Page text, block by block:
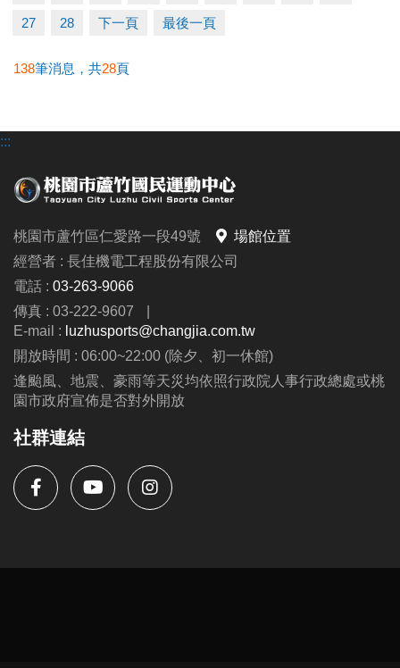
詳情洽詢：03-2639066 #112 客服部
心卡專屬
27 28 下一頁 最後一頁
138筆消息，共28頁
:::
桃園市蘆竹區仁愛路一段49號
場館位置
經營者 : 長佳機電工程股份有限公司
電話 : 03-263-9066
傳真 : 03-222-9607
|
E-mail : luzhusports@changjia.com.tw
開放時間 : 06:00~22:00 (除夕、初一休館)
逢颱風、地震、豪雨等天災均依照行政院人事行政總處或桃
園市政府宣佈是否對外開放
社群連結